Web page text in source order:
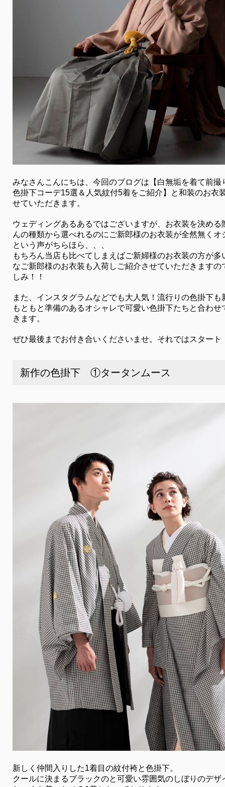
みなさんこんにちは、今回のブログは【白無垢を着て前撮
色掛下コーデ15選＆人気紋付5着をご紹介】と和装のお衣
せていただきます。
ウェディングあるあるではございますが、お衣装を決める
んの種類から選べれるのにご新郎様のお衣装が全然無くオ
という声がちらほら、、、
もちろん当店も比べてしまえばご新婦様のお衣装の方が
なご新郎様のお衣装も入荷しご紹介させていただきますの
しみ！！
また、インスタグラムなどでも大人気！流行りの色掛下
もともと準備のあるオシャレで可愛い色掛下たちと合わ
きます。
ぜひ最後までお付き合いくださいませ。それではスタート
新作の色掛下 ①タータンムース
新しく仲間入りした1着目の紋付袴と色掛下。
クールに決まるブラックのと可愛い雰囲気のしぼりのデザ